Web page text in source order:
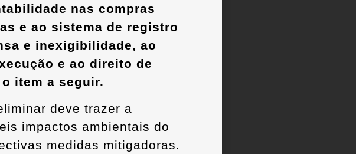
nas compras
e ao sistema de registro
e inexigibilidade, ao
e ao direito de
item a seguir.
deve trazer a
impactos ambientais do
medidas mitigadoras.